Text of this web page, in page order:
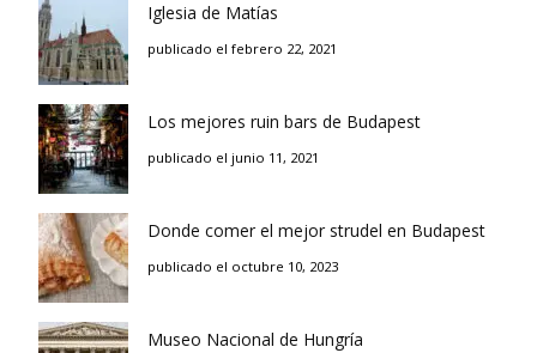
Iglesia de Matías
publicado el febrero 22, 2021
Los mejores ruin bars de Budapest
publicado el junio 11, 2021
Donde comer el mejor strudel en Budapest
publicado el octubre 10, 2023
Museo Nacional de Hungría